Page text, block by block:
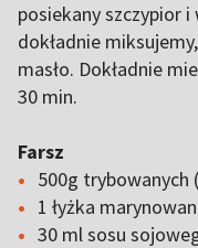
posiekany szczypior
dokładnie
masło. Dokładnie
30 min.
Farsz
500g trybowanych
1 łyżka
30 ml sosu